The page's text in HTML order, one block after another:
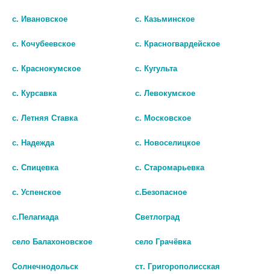
В КОРЗИНУ
АЛКА-ЗЕЛЬТЦЕР №10 ШИП.ТАБ.
с. Ивановское с. Казьминское
с. Кочубеевское с. Красногвардейское
с. Краснокумское с. Кугульта
с. Курсавка с. Левокумское
с. Летняя Ставка с. Московское
с. Надежда с. Новоселицкое
с. Спицевка с. Старомарьевка
с. Успенское с.Безопасное
с.Пелагиада Светлоград
село Балахоновское село Грачёвка
Солнечнодольск ст. Григорополисская